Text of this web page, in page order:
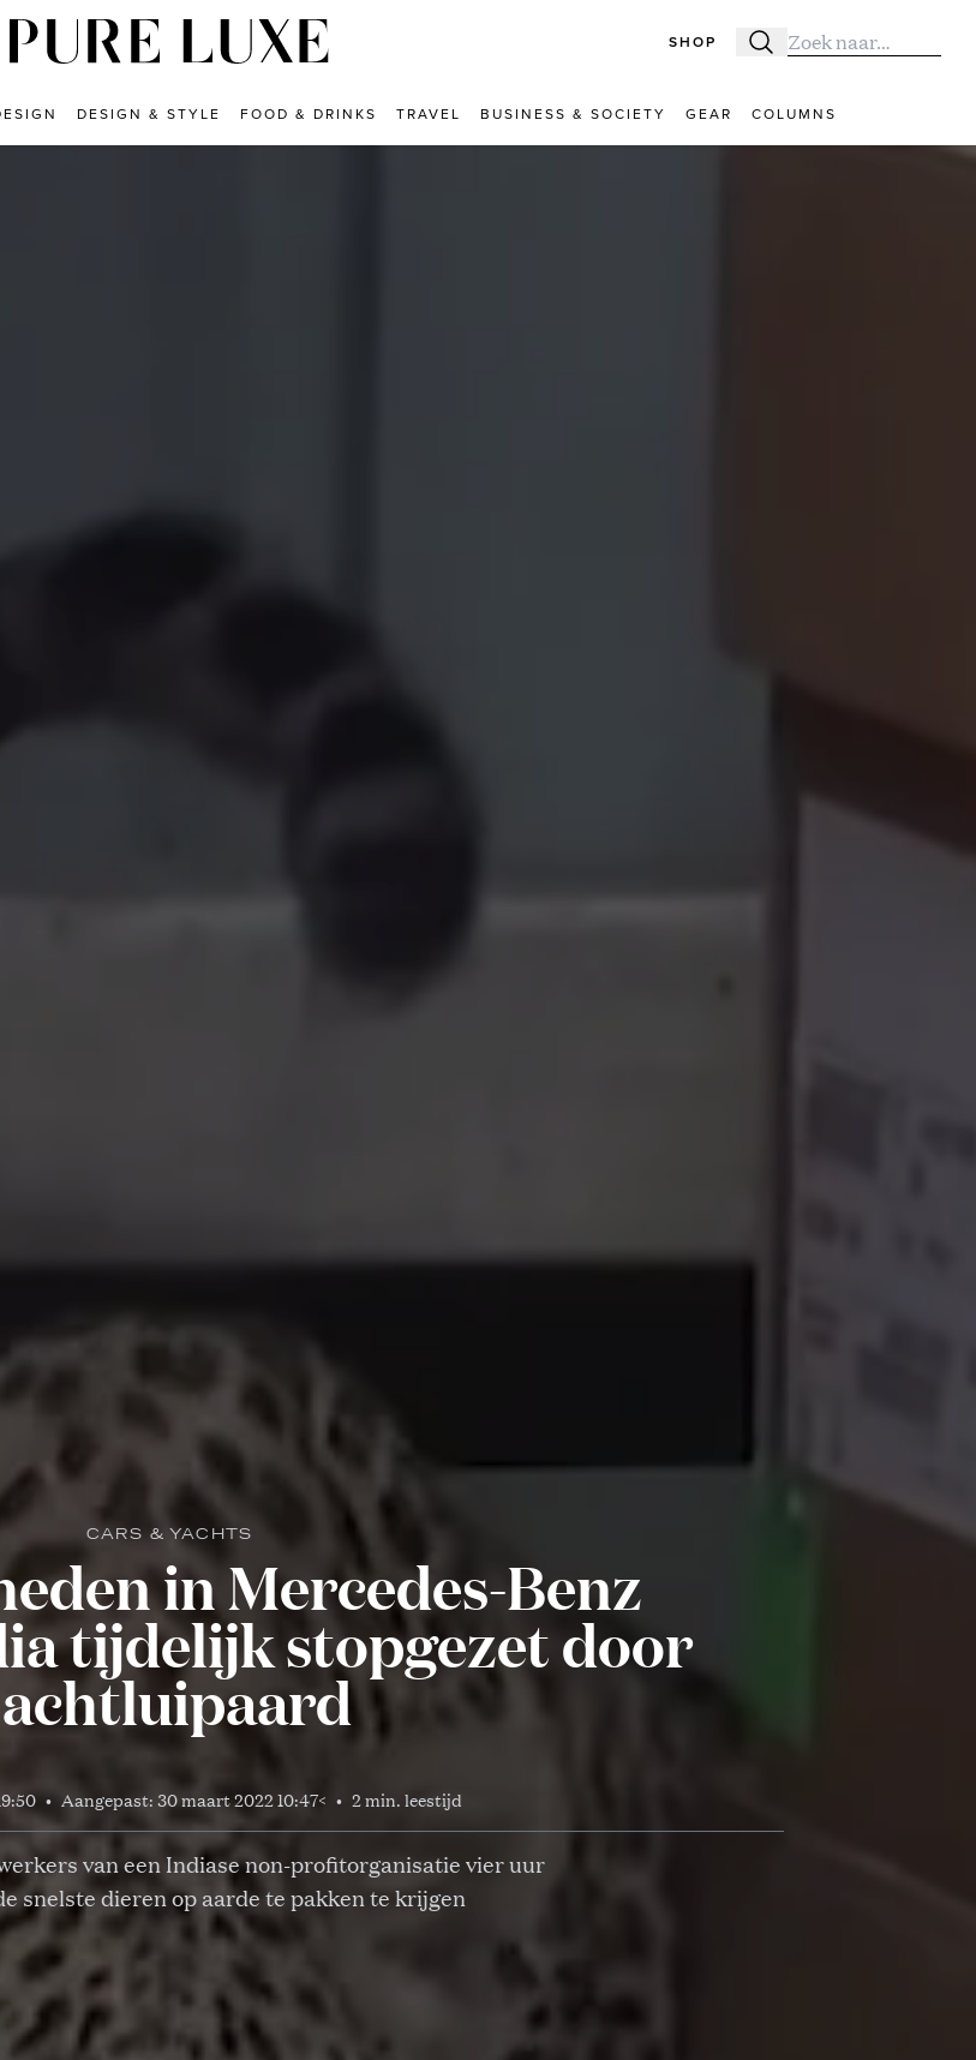
SHOP Zoeken
Zoek naar:
DESIGN & STYLE FOOD & DRINKS TRAVEL BUSINESS & SOCIETY GEAR COLUMNS
CARS & YACHTS
in Mercedes-Benz
tijdelijk stopgezet door
• Aangepast: 30 maart 2022 10:47< • 2 min. leestijd
van een Indiase non-profitorganisatie vier uur
snelste dieren op aarde te pakken te krijgen